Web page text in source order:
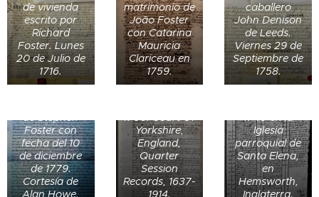
de vivienda
escrito por
Richard
Foster. Lunes
20 de Julio de
1716.
matrimonio de
João Foster
con Catarina
Mauricia
Clariceau en
1759.
caballero
John Denison
de Leeds.
Viernes 29 de
Septiembre de
1758.
de Stephen
Foster con
fecha del 10
de diciembre
de 1779.
Cortesía de
Alan Howe.
Rev. Thomas
Dickenson de
Halifax
usando su
casa como un
lugar de culto
1706. Court Of
Yorkshire,
England,
Quarter
Session
Records, 1637-
1914.
Acta de
matrimonio de
Robert Lumb y
Hannah
1740 en la
Iglesia
parroquial de
Santa Elena,
en
Hemsworth,
Inglaterra.
Transcripciones
Dickenson el
23 de julio de
1743 en
Manchester,
Lancashire,
Inglaterra.
Matrimonio del
reverendo
Thomas
Dickenson y
Hannah
Minster o All
Saints' Church
el 23 de
octubre de
1705. West
Yorkshire,
Bautismo de
Thomas
Dickenson
(1706-1757) el
16 de agosto
de 1706 en
Baptist en
Halifax, West
Yorkshire,
Inglaterra.
West
Yorkshire,
Muerte de
Hannah
Matrimonio de
Muerte de
Bautismo de